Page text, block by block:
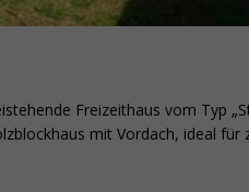
Freizeithaus vom Typ
mit Vordach, ideal